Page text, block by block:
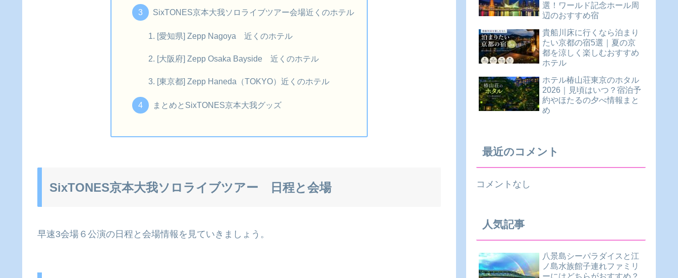
SixTONES京本大我ソロライブツアー会場近くのホテル
[愛知県] Zepp Nagoya 近くのホテル
[大阪府] Zepp Osaka Bayside 近くのホテル
[東京都] Zepp Haneda（TOKYO）近くのホテル
まとめとSixTONES京本大我グッズ
SixTONES京本大我ソロライブツアー 日程と会場
早速3会場６公演の日程と会場情報を見ていきましょう。
選！ワールド記念ホール周
辺のおすすめ宿
貴船川床に行くなら泊まり
たい京都の宿5選｜夏の京
都を涼しく楽しむおすすめ
ホテル
ホテル椿山荘東京のホタル
2026｜見頃はいつ？宿泊予
約やほたるの夕べ情報まと
め
最近のコメント
コメントなし
人気記事
八景島シーパラダイスと江
ノ島水族館子連れファミリ
ーにはどちらがおすすめ？